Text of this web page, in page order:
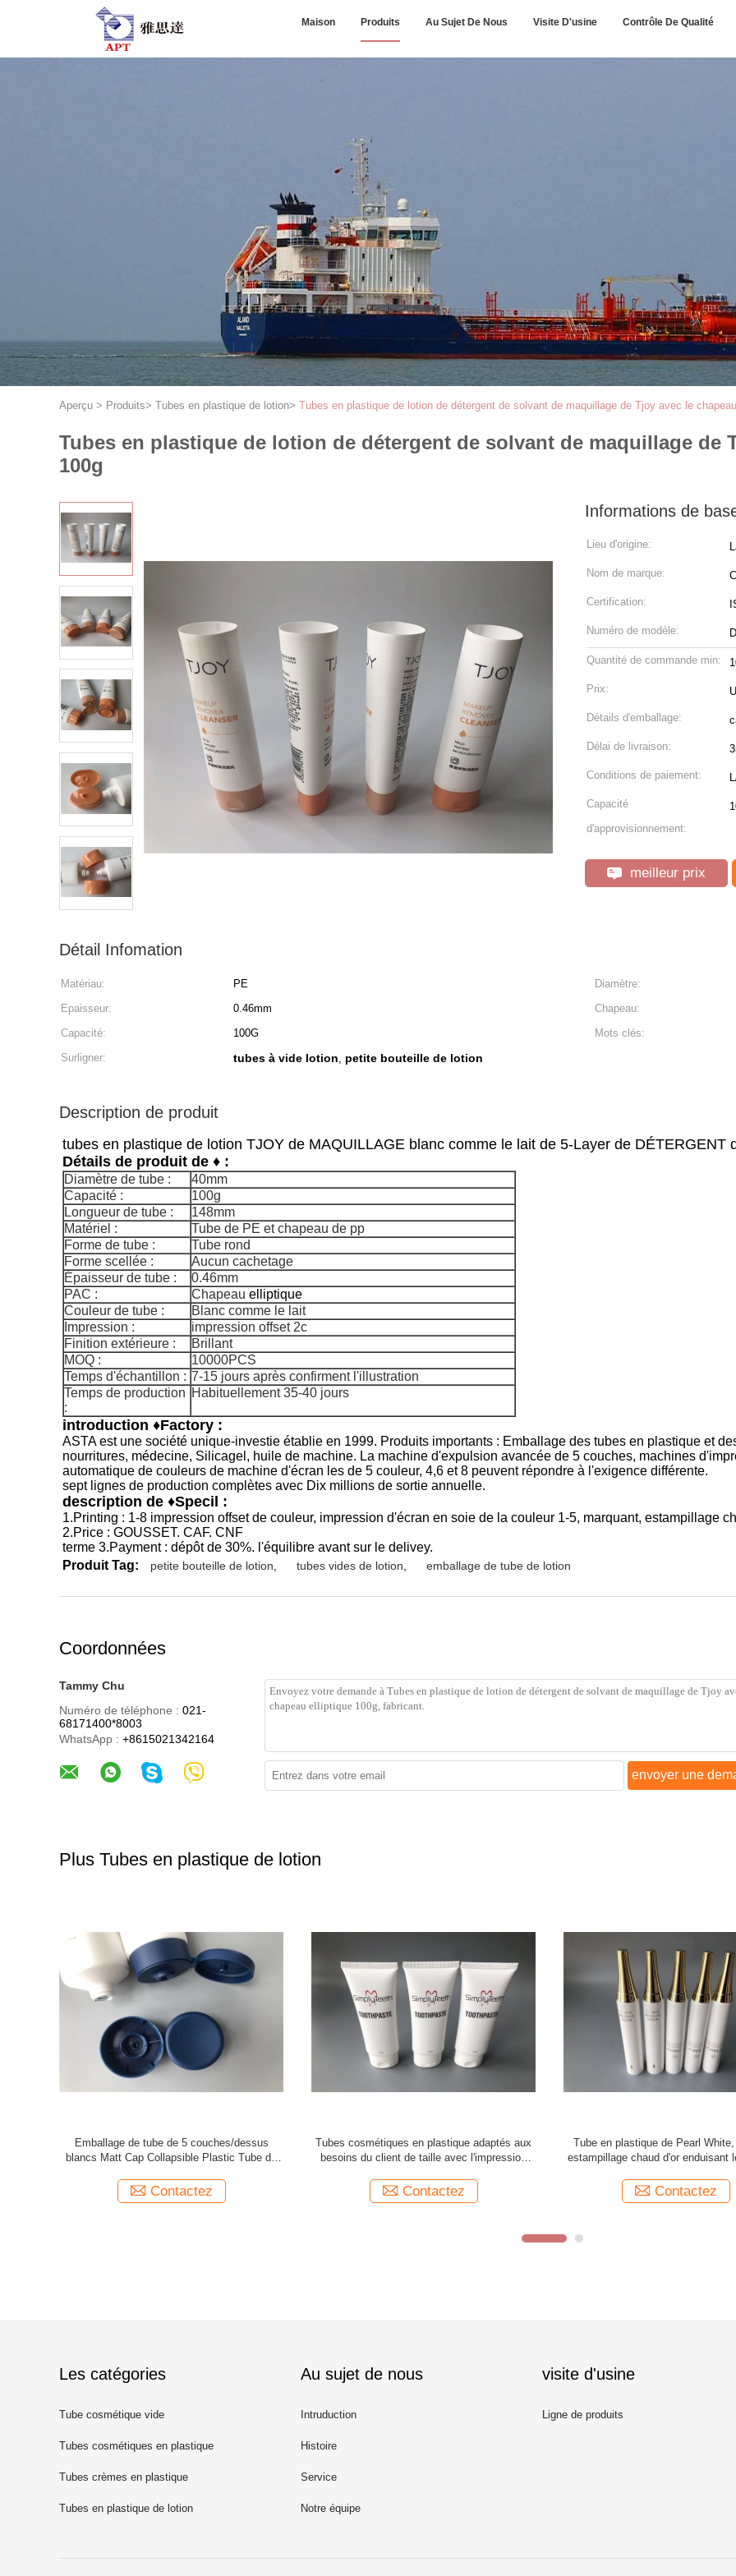
Maison Produits Au Sujet De Nous Visite D'usine Contrôle De Qualité
Aperçu > Produits> Tubes en plastique de lotion> Tubes en plastique de lotion de détergent de solvant de maquillage de Tjoy avec le
Tubes en plastique de lotion de détergent de solvant de maquillage de
100g
Informations de
Lieu d'origine:
Nom de marque:
Certification:
Numéro de modèle:
Quantité de commande min:
Prix:
Détails d'emballage:
Délai de livraison:
Conditions de paiement:
Capacité
d'approvisionnement:
meilleur prix
Détail Infomation
Matériau: PE Diamètre:
Epaisseur:
0.46mm Chapeau:
Capacité:
100G Mots clés:
Surligner:
tubes à vide lotion, petite bouteille de lotion
Description de produit
tubes en plastique de lotion TJOY de MAQUILLAGE blanc comme le lait de 5-Layer de DÉTERGENT
Détails de produit de ♦ :
Diamètre de tube :
40mm
Capacité :
100g
Longueur de tube :
148mm
Matériel :
Tube de PE et chapeau de pp
Forme de tube :
Tube rond
Forme scellée :
Aucun cachetage
Épaisseur de tube :
0.46mm
PAC :
Chapeau elliptique
Couleur de tube :
Blanc comme le lait
Impression :
impression offset 2c
Finition extérieure :
Brillant
MOQ :
10000PCS
Temps d'échantillon : 7-15 jours après confirment l'illustration
Temps de production
:
Habituellement 35-40 jours
introduction ♦Factory :
ASTA est une société unique-investie établie en 1999. Produits importants : Emballage des tubes en plastique et
nourritures, médecine, Silicagel, huile de machine. La machine d'expulsion avancée de 5 couches, machines
automatique de couleurs de machine d'écran les de 5 couleur, 4,6 et 8 peuvent répondre à l'exigence différente.
sept lignes de production complètes avec Dix millions de sortie annuelle.
description de ♦Specil :
1.Printing : 1-8 impression offset de couleur, impression d'écran en soie de la couleur 1-5, marquant, estampillage
2.Price : GOUSSET. CAF. CNF
terme 3.Payment : dépôt de 30%. l'équilibre avant sur le delivey.
Produit Tag:
petite bouteille de lotion tubes vides de lotion emballage de tube de lotion
Coordonnées
Tammy Chu
Numéro de téléphone : 021-
68171400*8003
WhatsApp : +8615021342164
envoyer une
Plus Tubes en plastique de lotion
30 l'aluminium cosmétique en plastique
transparent de tête d'impression d'écran en
Contactez
Emballage blanc comme le lait de tube de
bouteille, tubes mauve-clair de lotion de main
Contactez
Tubes cosmétiques en plastique
perle blanche avec Flip Top Cap
Contactez
Les catégories
Tube cosmétique vide
Tubes cosmétiques en plastique
Tubes crèmes en plastique
Tubes en plastique de lotion
Au sujet de nous
Intruduction
Histoire
Service
Notre équipe
visite d'usine
Ligne de produits